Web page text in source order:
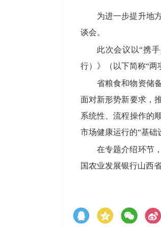
为进一步提升地
谈会。
此次会议以“携
行）》（以下简称“两
省粮食和物资储
面对新形势新要求，
系统性、流程操作的
市场健康运行的“基础
在专题介绍环节
国农业发展银行山西